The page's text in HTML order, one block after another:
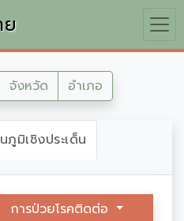
จังหวัด อำเภอ
มิเชิงประเด็น
การป่วยโรคติดต่อ